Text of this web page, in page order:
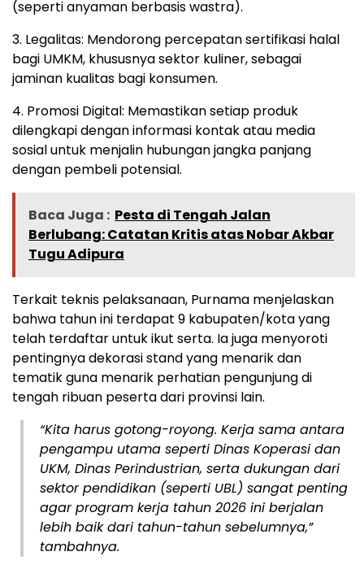
(seperti anyaman berbasis wastra).
3. Legalitas: Mendorong percepatan sertifikasi halal
bagi UMKM, khususnya sektor kuliner, sebagai
jaminan kualitas bagi konsumen.
4. Promosi Digital: Memastikan setiap produk
dilengkapi dengan informasi kontak atau media
sosial untuk menjalin hubungan jangka panjang
dengan pembeli potensial.
Baca Juga : Pesta di Tengah Jalan
Berlubang: Catatan Kritis atas Nobar Akbar
Tugu Adipura
Terkait teknis pelaksanaan, Purnama menjelaskan
bahwa tahun ini terdapat 9 kabupaten/kota yang
telah terdaftar untuk ikut serta. Ia juga menyoroti
pentingnya dekorasi stand yang menarik dan
tematik guna menarik perhatian pengunjung di
tengah ribuan peserta dari provinsi lain.
“Kita harus gotong-royong. Kerja sama antara
pengampu utama seperti Dinas Koperasi dan
UKM, Dinas Perindustrian, serta dukungan dari
sektor pendidikan (seperti UBL) sangat penting
agar program kerja tahun 2026 ini berjalan
lebih baik dari tahun-tahun sebelumnya,”
tambahnya.